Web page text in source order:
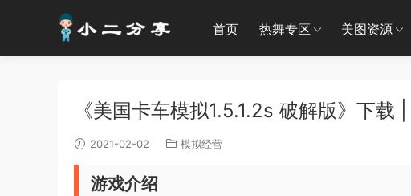
首页 热舞专区 美图资源
《美国卡车模拟1.5.1.2s 破解版》下
2021-02-02 模拟经营
游戏介绍